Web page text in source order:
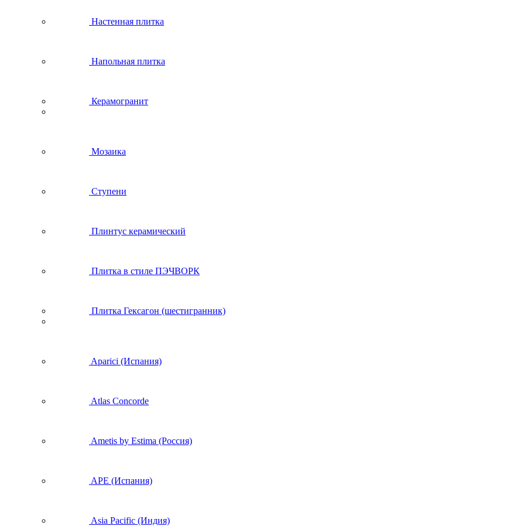
Настенная плитка
Напольная плитка
Керамогранит
Мозаика
Ступени
Плинтус керамический
Плитка в стиле ПЭЧВОРК
Плитка Гексагон (шестигранник)
Aparici (Испания)
Atlas Concorde
Ametis by Estima (Россия)
APE (Испания)
Asia Pacific (Индия)